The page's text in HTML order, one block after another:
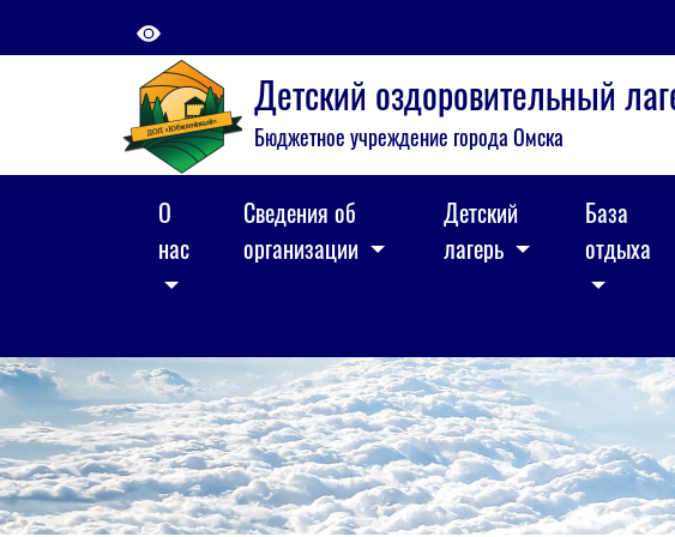
Детский оздоровительный
Бюджетное учреждение города Омска
О
нас
Сведения об
организации
Детский
лагерь
База
отдыха